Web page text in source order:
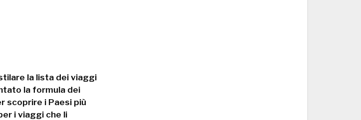
la lista dei viaggi
la formula dei
scoprire i Paesi più
i viaggi che li